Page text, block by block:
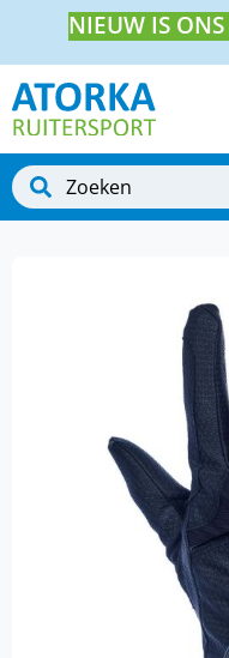
NIEUW IS ONS